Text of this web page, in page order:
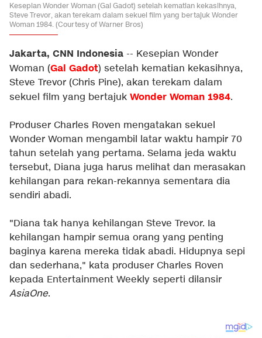
Kesepian Wonder Woman (Gal Gadot) setelah kematian kekasihnya,
Steve Trevor, akan terekam dalam sekuel film yang bertajuk Wonder
Woman 1984. (Courtesy of Warner Bros)
Jakarta, CNN Indonesia -- Kesepian Wonder
Woman (Gal Gadot) setelah kematian kekasihnya,
Steve Trevor (Chris Pine), akan terekam dalam
sekuel film yang bertajuk Wonder Woman 1984.
Produser Charles Roven mengatakan sekuel
Wonder Woman mengambil latar waktu hampir 70
tahun setelah yang pertama. Selama jeda waktu
tersebut, Diana juga harus melihat dan merasakan
kehilangan para rekan-rekannya sementara dia
sendiri abadi.
"Diana tak hanya kehilangan Steve Trevor. Ia
kehilangan hampir semua orang yang penting
baginya karena mereka tidak abadi. Hidupnya sepi
dan sederhana," kata produser Charles Roven
kepada Entertainment Weekly seperti dilansir
AsiaOne.